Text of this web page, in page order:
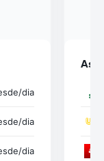
/dia
/dia
/dia
As